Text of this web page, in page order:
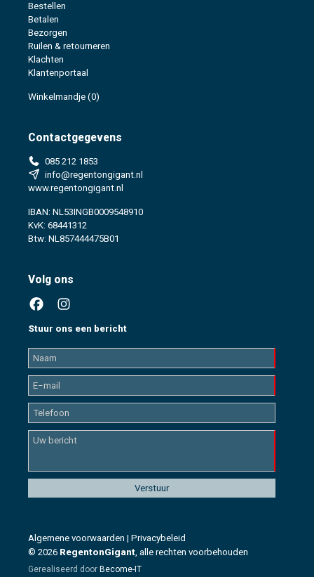
Bestellen
Betalen
Bezorgen
Ruilen & retourneren
Klachten
Klantenportaal
Winkelmandje (0)
Contactgegevens
085 212 1853
info@regentongigant.nl
www.regentongigant.nl
IBAN: NL53INGB0009548910
KvK: 68441312
Btw: NL857444475B01
Volg ons
Stuur ons een bericht
Algemene voorwaarden | Privacybeleid
© 2026 RegentonGigant, alle rechten voorbehouden
Gerealiseerd door Become-IT